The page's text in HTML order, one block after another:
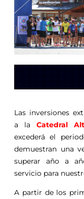
Las inversiones
a la Catedral
excederá el
demuestran una
superar año a
servicio para
A partir de los